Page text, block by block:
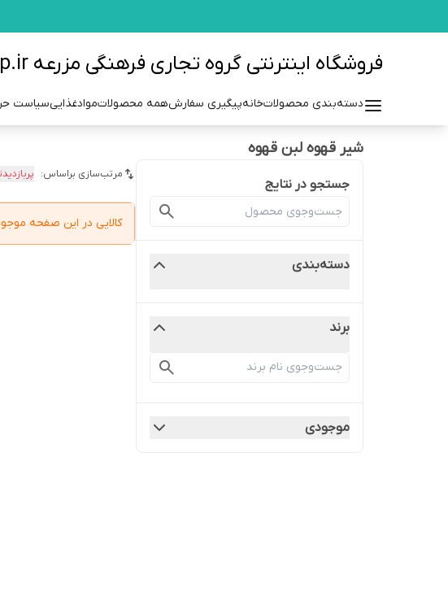
فروشگاه اینترنتی گروه تجاری فرهنگی مزرعه https://mazraehgroup.ir/
دسته‌بندی محصولاتخانهپیگیری سفارشهمه محصولاتموادغذاییسیاست
شیر قهوه لبن قهوه
جستجو در نتایج
دسته‌بندی
برند
موجودی
مرتب‌سازی براساس:
کالایی در این صفحه